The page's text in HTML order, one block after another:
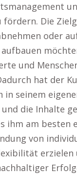
fördern. Die
oder
und
hat der
in seinem
die Inhalte
ihm am besten
von
erzielen